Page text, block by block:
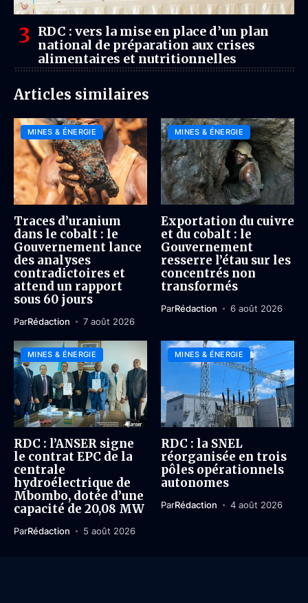
RDC : vers la mise en place d’un plan
national de préparation aux crises
alimentaires et nutritionnelles
Articles similaires
MINES & ÉNERGIE
Traces d’uranium
dans le cobalt : le
Gouvernement lance
des analyses
contradictoires et
attend un rapport
sous 60 jours
ParRédaction 7 août 2026
MINES & ÉNERGIE
Exportation du cuivre
et du cobalt : le
Gouvernement
resserre l’étau sur les
concentrés non
transformés
ParRédaction 6 août 2026
MINES & ÉNERGIE
RDC : l’ANSER signe
le contrat EPC de la
centrale
hydroélectrique de
Mbombo, dotée d’une
capacité de 20,08 MW
ParRédaction 5 août 2026
MINES & ÉNERGIE
RDC : la SNEL
réorganisée en trois
pôles opérationnels
autonomes
ParRédaction 4 août 2026